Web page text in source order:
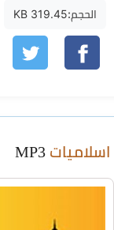
الحجم:319.45 KB
اسلاميات